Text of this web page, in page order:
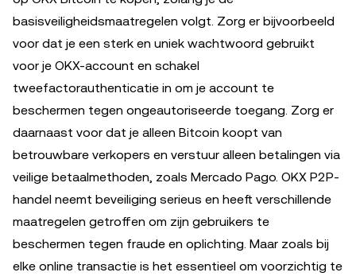
basisveiligheidsmaatregelen volgt. Zorg er bijvoorbeeld
voor dat je een sterk en uniek wachtwoord gebruikt
voor je OKX-account en schakel
tweefactorauthenticatie in om je account te
beschermen tegen ongeautoriseerde toegang. Zorg er
daarnaast voor dat je alleen Bitcoin koopt van
betrouwbare verkopers en verstuur alleen betalingen via
veilige betaalmethoden, zoals Mercado Pago. OKX P2P-
handel neemt beveiliging serieus en heeft verschillende
maatregelen getroffen om zijn gebruikers te
beschermen tegen fraude en oplichting. Maar zoals bij
elke online transactie is het essentieel om voorzichtig te